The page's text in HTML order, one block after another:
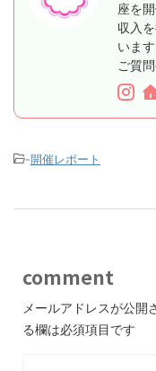
座を
収入
いま
ご質
-開催レポート
comment
メールアドレスが公開
る欄は必須項目です